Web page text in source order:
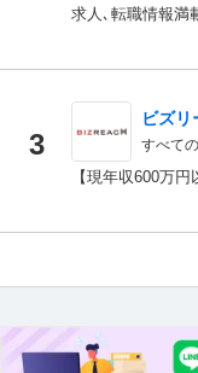
求人､転職情報満
3
ビズリ
すべて
【現年収600万